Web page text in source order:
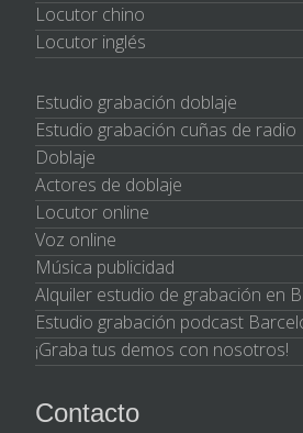
Locutor chino
Locutor inglés
Estudio grabación doblaje
Estudio grabación cuñas de radio
Doblaje
Actores de doblaje
Locutor online
Voz online
Música publicidad
Alquiler estudio de grabación en
Estudio grabación podcast
¡Graba tus demos con nosotros!
Contacto